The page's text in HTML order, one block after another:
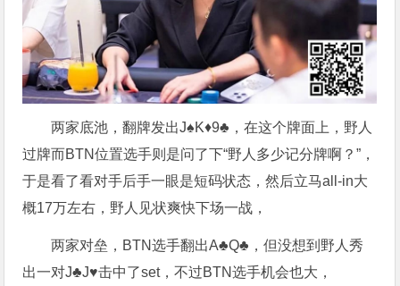
两家底池，翻牌发出J♠️K♦️9♣️，在这个牌面上，野人
过牌而BTN位置选手则是问了下“野人多少记分牌啊？”，
于是看了看对手后手一眼是短码状态，然后立马all-in大
概17万左右，野人见状爽快下场一战，
两家对垒，BTN选手翻出A♣️Q♣️，但没想到野人秀
出一对J♣️J♥️击中了set，不过BTN选手机会也大，